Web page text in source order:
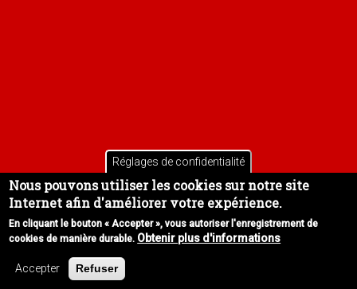
Réglages de confidentialité
Nous pouvons utiliser les cookies sur notre site
Internet afin d'améliorer votre expérience.
En cliquant le bouton « Accepter », vous autoriser l'enregistrement de
cookies de manière durable. Obtenir plus d'informations
Accepter Refuser